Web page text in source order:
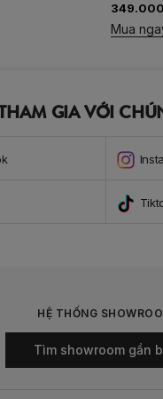
Mua
GIA VỚI
HỆ THỐNG
Tìm showroom gần